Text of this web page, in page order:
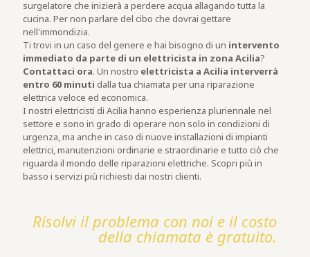
surgelatore che inizierà a perdere acqua allagando tutta la
cucina. Per non parlare del cibo che dovrai gettare
nell'immondizia.
Ti trovi in un caso del genere e hai bisogno di un intervento
immediato da parte di un elettricista in zona Acilia?
Contattaci ora. Un nostro elettricista a Acilia interverrà
entro 60 minuti dalla tua chiamata per una riparazione
elettrica veloce ed economica.
I nostri elettricisti di Acilia hanno esperienza pluriennale nel
settore e sono in grado di operare non solo in condizioni di
urgenza, ma anche in caso di nuove installazioni di impianti
elettrici, manutenzioni ordinarie e straordinarie e tutto ciò che
riguarda il mondo delle riparazioni elettriche. Scopri più in
basso i servizi più richiesti dai nostri clienti.
Risolvi il problema con noi e il costo
della chiamata è gratuito.